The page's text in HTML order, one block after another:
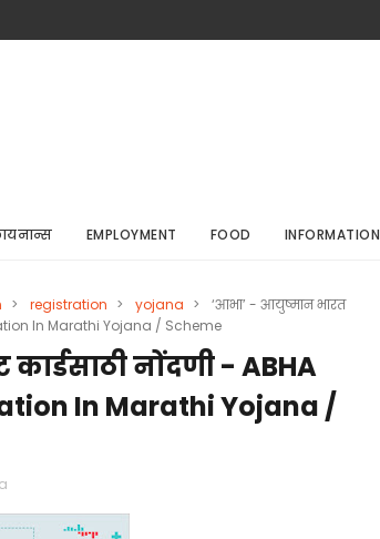
EMPLOYMENT FOOD INFORMATION
> registration > yojana >
‘आभा’ - आयुष्मान भारत
In Marathi Yojana / Scheme
नोंदणी - ABHA
In Marathi Yojana /